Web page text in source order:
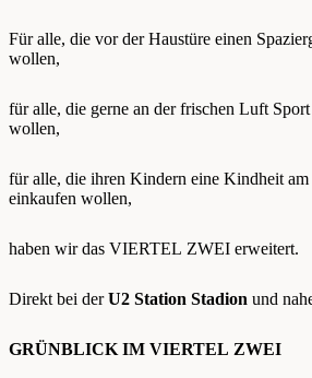
Für alle, die vor der Haustüre einen
wollen,
für alle, die gerne an der frischen Luft
wollen,
für alle, die ihren Kindern eine Kindheit
einkaufen wollen,
haben wir das VIERTEL ZWEI erweitert.
Direkt bei derU2 Station Stadion und
GRÜNBLICK IM VIERTEL ZWEI